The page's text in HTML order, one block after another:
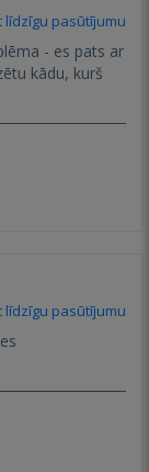
līdzīgu pasūtījumu
- es pats ar
kādu, kurš
līdzīgu pasūtījumu